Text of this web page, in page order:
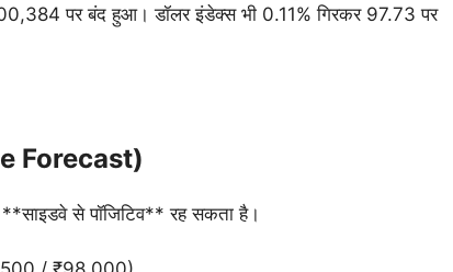
पर बंद हुआ। डॉलर इंडेक्स भी 0.11% गिरकर 97.73 पर
Forecast)
**साइडवे से पॉजिटिव** रह सकता है।